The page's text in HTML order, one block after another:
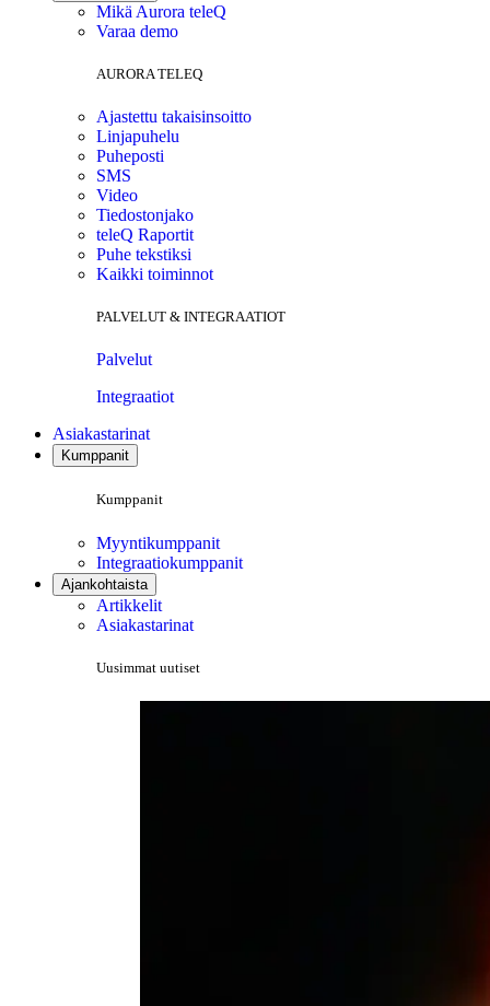
Mikä Aurora teleQ
Varaa demo
AURORA TELEQ
Ajastettu takaisinsoitto
Linjapuhelu
Puheposti
SMS
Video
Tiedostonjako
teleQ Raportit
Puhe tekstiksi
Kaikki toiminnot
PALVELUT & INTEGRAATIOT
Palvelut
Integraatiot
Asiakastarinat
Kumppanit
Kumppanit
Myyntikumppanit
Integraatiokumppanit
Ajankohtaista
Artikkelit
Asiakastarinat
Uusimmat uutiset